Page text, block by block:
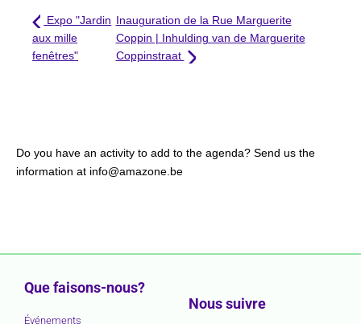
Expo "Jardin
aux mille
fenêtres"
Inauguration de la Rue Marguerite
Coppin | Inhulding van de Marguerite
Coppinstraat
Do you have an activity to add to the agenda? Send us the
information at info@amazone.be
Que faisons-nous?
Événements
Nous suivre